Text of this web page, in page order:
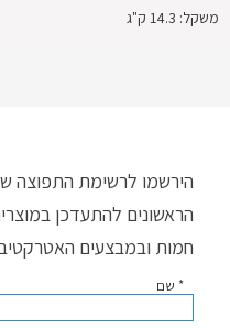
משקל: 14.3 ק"ג
הירשמו לרשימת התפוצה
הראשונים להתעדכן
חמות ובמבצעים
* שם